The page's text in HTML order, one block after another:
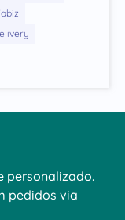
personalizado.
pedidos via